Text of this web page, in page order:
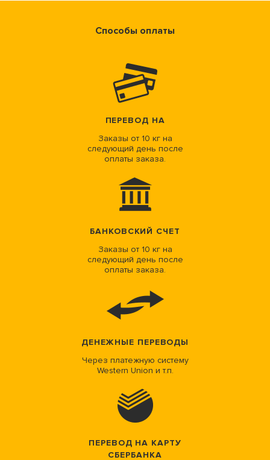
Способы оплаты
ПЕРЕВОД НА
Заказы от 10 кг на
следующий день после
оплаты заказа.
БАНКОВСКИЙ СЧЕТ
Заказы от 10 кг на
следующий день после
оплаты заказа.
ДЕНЕЖНЫЕ ПЕРЕВОДЫ
Через платежную систему
Western Union и т.п.
ПЕРЕВОД НА КАРТУ
СБЕРБАНКА